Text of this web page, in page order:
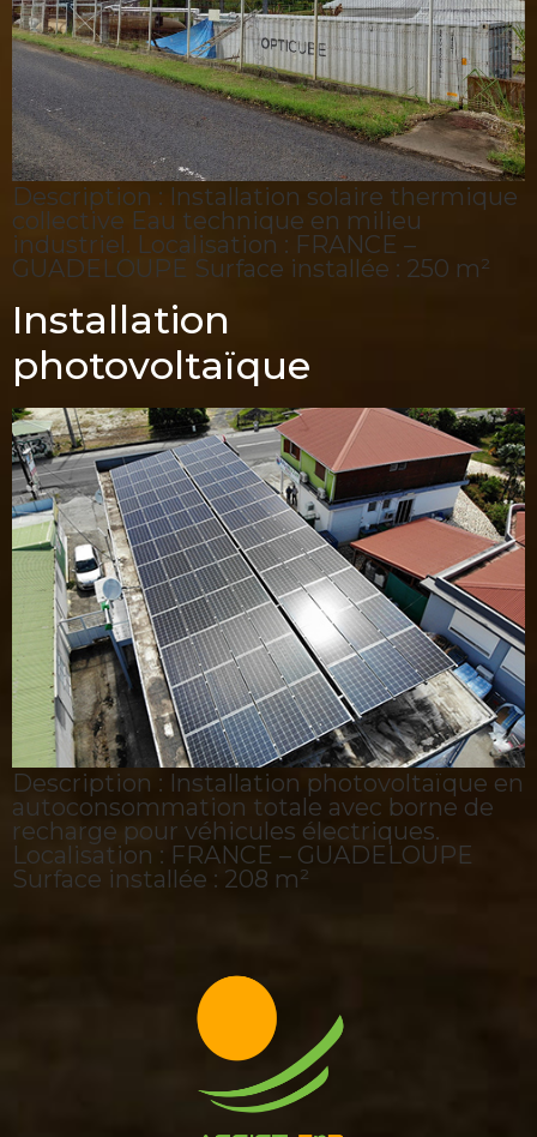
Description : Installation solaire thermique
collective Eau technique en milieu
industriel. Localisation : FRANCE –
GUADELOUPE Surface installée : 250 m²
Installation
photovoltaïque
Description : Installation photovoltaïque en
autoconsommation totale avec borne de
recharge pour véhicules électriques.
Localisation : FRANCE – GUADELOUPE
Surface installée : 208 m²